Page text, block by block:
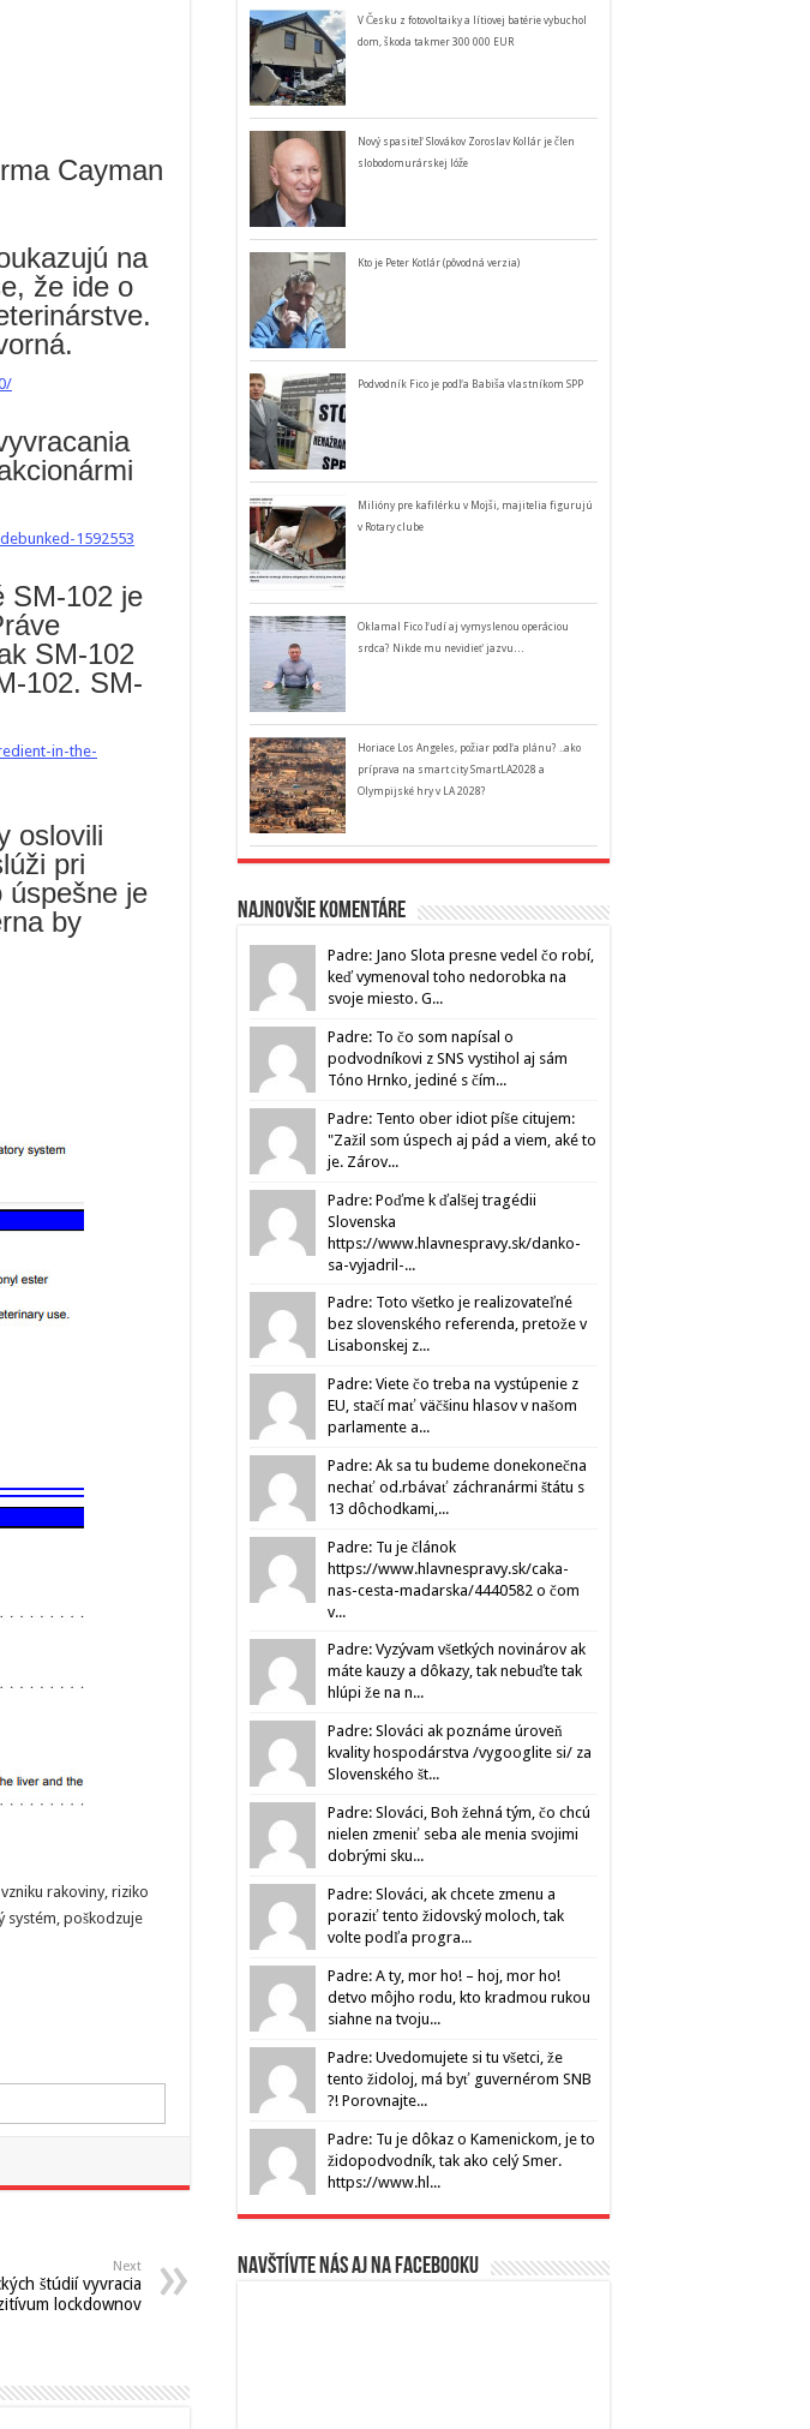
Cayman
na
že ide o
1592553
SM-102 je
SM-102
102. SM-
in-the-
oslovili
pri
úspešne je
by
rakoviny, riziko
systém, poškodzuje
Next
štúdií vyvracia
lockdownov
V Česku z fotovoltaiky a lítiovej batérie vybuchol
dom, škoda takmer 300 000 EUR
Nový spasiteľ Slovákov Zoroslav Kollár je člen
slobodomurárskej lóže
Kto je Peter Kotlár (pôvodná verzia)
Podvodník Fico je podľa Babiša vlastníkom SPP
Milióny pre kafilérku v Mojši, majitelia figurujú
v Rotary clube
Oklamal Fico ľudí aj vymyslenou operáciou
srdca? Nikde mu nevidieť jazvu…
Horiace Los Angeles, požiar podľa plánu? ..ako
príprava na smart city SmartLA2028 a
Olympijské hry v LA 2028?
Najnovšie komentáre
Padre: Jano Slota presne vedel čo robí,
keď vymenoval toho nedorobka na
svoje miesto. G...
Padre: To čo som napísal o
podvodníkovi z SNS vystihol aj sám
Tóno Hrnko, jediné s čím...
Padre: Tento ober idiot píše citujem:
"Zažil som úspech aj pád a viem, aké to
je. Zárov...
Padre: Poďme k ďalšej tragédii
Slovenska
https://www.hlavnespravy.sk/danko-
sa-vyjadril-...
Padre: Toto všetko je realizovateľné
bez slovenského referenda, pretože v
Lisabonskej z...
Padre: Viete čo treba na vystúpenie z
EU, stačí mať väčšinu hlasov v našom
parlamente a...
Padre: Ak sa tu budeme donekonečna
nechať od.rbávať záchranármi štátu s
13 dôchodkami,...
Padre: Tu je článok
https://www.hlavnespravy.sk/caka-
nas-cesta-madarska/4440582 o čom
v...
Padre: Vyzývam všetkých novinárov ak
máte kauzy a dôkazy, tak nebuďte tak
hlúpi že na n...
Padre: Slováci ak poznáme úroveň
kvality hospodárstva /vygooglite si/ za
Slovenského št...
Padre: Slováci, Boh žehná tým, čo chcú
nielen zmeniť seba ale menia svojimi
dobrými sku...
Padre: Slováci, ak chcete zmenu a
poraziť tento židovský moloch, tak
volte podľa progra...
Padre: A ty, mor ho! – hoj, mor ho!
detvo môjho rodu, kto kradmou rukou
siahne na tvoju...
Padre: Uvedomujete si tu všetci, že
tento židoloj, má byť guvernérom SNB
?! Porovnajte...
Padre: Tu je dôkaz o Kamenickom, je to
židopodvodník, tak ako celý Smer.
https://www.hl...
Navštívte nás aj na Facebooku